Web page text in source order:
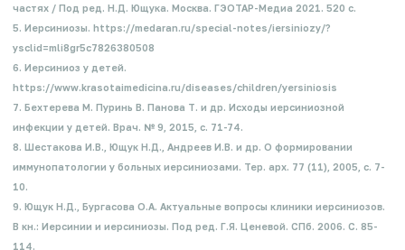
частях / Под ред. Н.Д. Ющука. Москва. ГЭОТАР-Медиа 2021. 520 с.
5. Иерсиниозы. https://medaran.ru/special-notes/iersiniozy/?
ysclid=mli8gr5c7826380508
6. Иерсиниоз у детей.
https://www.krasotaimedicina.ru/diseases/children/yersiniosis
7. Бехтерева М. Пуринь В. Панова Т. и др. Исходы иерсиниозной
инфекции у детей. Врач. № 9, 2015, с. 71-74.
8. Шестакова И.В., Ющук Н.Д., Андреев И.В. и др. О формировании
иммунопатологии у больных иерсиниозами. Тер. арх. 77 (11), 2005, с. 7-
10.
9. Ющук Н.Д., Бургасова О.А. Актуальные вопросы клиники иерсиниозов.
В кн.: Иерсинии и иерсиниозы. Под ред. Г.Я. Ценевой. СПб. 2006. С. 85-
114.